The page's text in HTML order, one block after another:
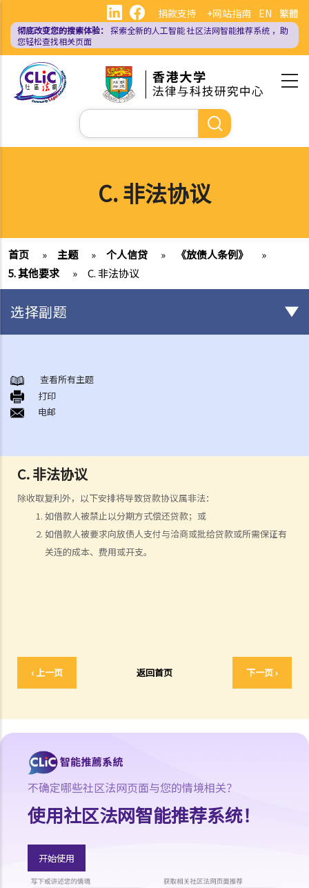
主
EN 繁體
捐款支持 +网站指南
彻底改变您的搜索体验： 探索全新的人工智能社区法网智能推荐系统 ，助
您轻松查找相关页面
搜
索
C. 非法协议
首页 » 主题 » 个人信贷 » 《放债人条例》
»
5. 其他要求
» C. 非法协议
C. 非法协议
除收取复利外，以下安排将导致贷款协议属非法：
如借款人被禁止以分期方式偿还贷款；或
如借款人被要求向放债人支付与洽商或批给贷款或所需保证有
关连的成本、费用或开支。
‹ 上一页 返回首页 下一页 ›
选择副题
1. 谁需要获得放债人牌照？
2. 谁受到《放债人条例》（第163章）的保障？
3. 放债人的领牌事宜
5. 其他要求
A. 格式要求
B. 借款人提前偿还贷款
C. 非法协议
D. 对放债广告的限制
E. 贷款保证形式的限制
3. 《放债人条例》（第163章）是否涵盖租购交易？
4. 在放债及借款方面，银行与持牌放债人有哪些分别？
1. 质押及当押是甚么?
2. 哪些人需要获得当押商牌照？
3. 申请牌照的资格要求是什么？
4. 如何申请当押商牌照、转让牌照或转换处所？
5. 借款人和当押物品的资料
B. 拥有人授权将物品当押
6. 经营当押商业务
查看所有主题
打印
电邮
不确定哪些社区法网页面与您的情境相关？
使用社区法网智能推荐系统！
开始使用